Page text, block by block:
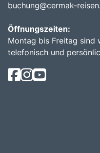
buchung@cermak-
Öffnungszeiten:
Montag bis Freitag sind
telefonisch und